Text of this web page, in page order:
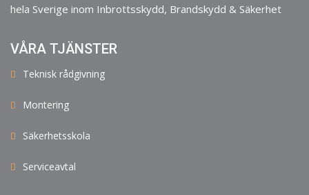
hela Sverige inom Inbrottsskydd, Brandskydd & Säkerhet
VÅRA TJÄNSTER
Teknisk rådgivning
Montering
Säkerhetsskola
Serviceavtal